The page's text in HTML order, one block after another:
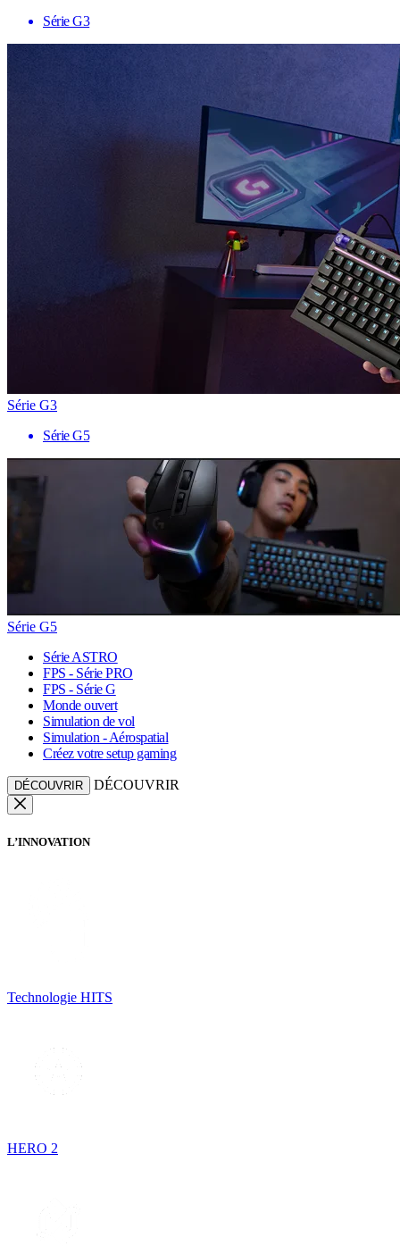
Série G3
Série G3
Série G5
Série G5
Série ASTRO
FPS - Série PRO
FPS - Série G
Monde ouvert
Simulation de vol
Simulation - Aérospatial
Créez votre setup gaming
DÉCOUVRIR DÉCOUVRIR
L’INNOVATION
Technologie HITS
HERO 2